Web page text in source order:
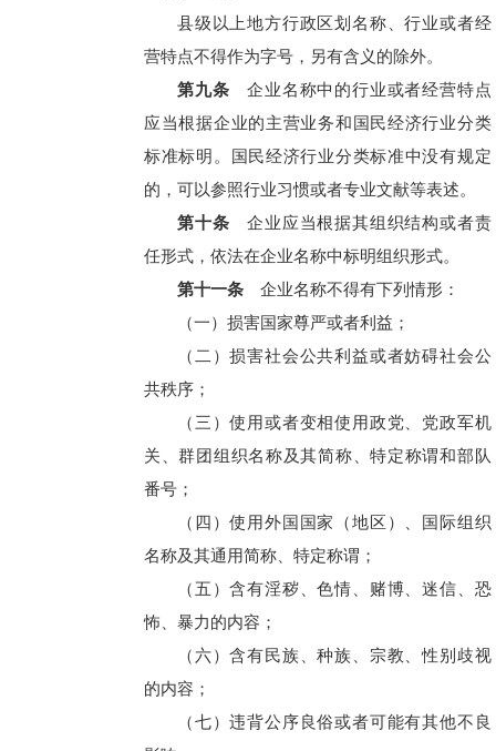
县级以上地方行政区划名称、行业或者经
营特点不得作为字号，另有含义的除外。
第九条 企业名称中的行业或者经营特点
应当根据企业的主营业务和国民经济行业分类
标准标明。国民经济行业分类标准中没有规定
的，可以参照行业习惯或者专业文献等表述。
第十条 企业应当根据其组织结构或者责
任形式，依法在企业名称中标明组织形式。
第十一条企业名称不得有下列情形：
（一）损害国家尊严或者利益；
（二）损害社会公共利益或者妨碍社会公
共秩序；
（三）使用或者变相使用政党、党政军机
关、群团组织名称及其简称、特定称谓和部队
番号；
（四）使用外国国家（地区）、国际组织
名称及其通用简称、特定称谓；
（五）含有淫秽、色情、赌博、迷信、恐
怖、暴力的内容；
（六）含有民族、种族、宗教、性别歧视
的内容；
（七）违背公序良俗或者可能有其他不良